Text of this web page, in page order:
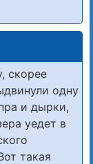
скорее
одну
и дырки,
уедет в
такая